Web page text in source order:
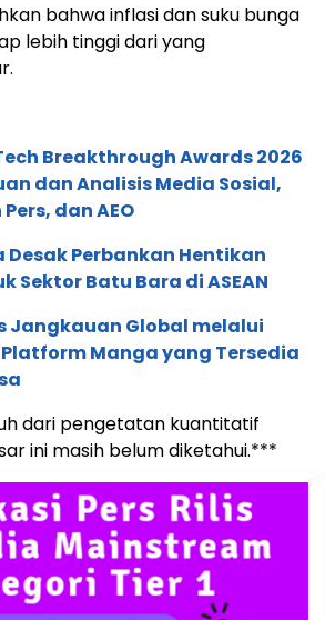
bahwa inflasi dan suku bunga
lebih tinggi dari yang
Breakthrough Awards 2026
dan Analisis Media Sosial,
dan AEO
Desak Perbankan Hentikan
Sektor Batu Bara di ASEAN
Jangkauan Global melalui
Platform Manga yang Tersedia
dari pengetatan kuantitatif
ini masih belum diketahui.***